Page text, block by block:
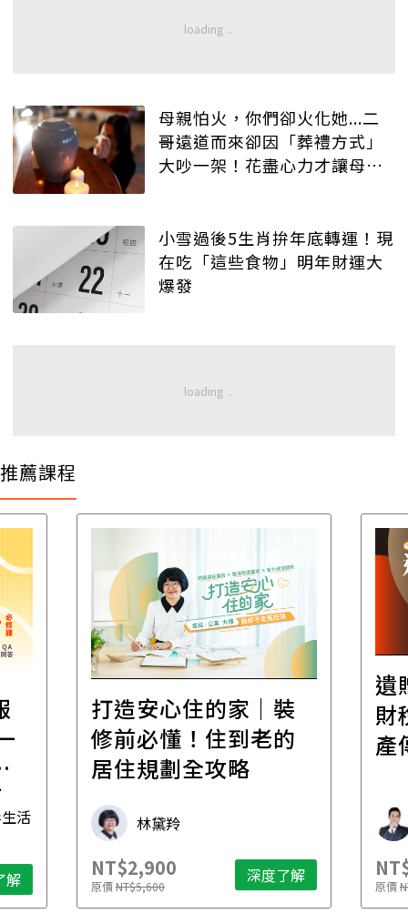
母親怕火，你們卻火化她...二
哥遠道而來卻因「葬禮方式」
大吵一架！花盡心力才讓母親
小雪過後5生肖拚年底轉運！現
在吃「這些食物」明年財運大
爆發
推薦課程
活
解
打造安心住的家｜裝
修前必懂！住到老的
居住規劃全攻略
林黛羚
NT$2,900
原價NT$5,600 深度了解
遺
財
產
原價